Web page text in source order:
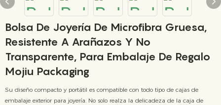
Bolsa De Joyería De Microfibra Gruesa,
Resistente A Arañazos Y No
Transparente, Para Embalaje De Regalo
Mojiu Packaging
Su diseño compacto y portátil es compatible con todo tipo de cajas de
embalaje exterior para joyería. No solo realza la delicadeza de la caja de